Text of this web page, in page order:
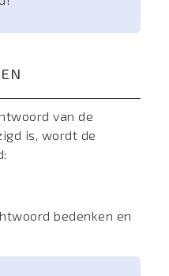
van de
is, wordt de
bedenken en